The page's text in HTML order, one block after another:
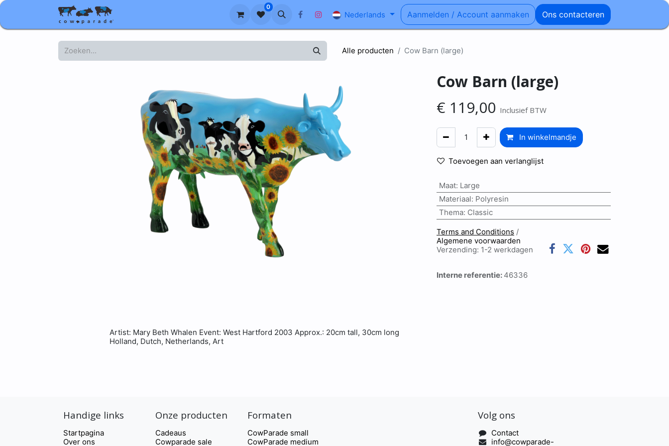
Ons Verhaal Blog FAQ
0
Nederlands Aanmelden / Account aanmaken Ons contacteren
Alle producten Cow Barn (large)
Cow Barn (large)
€ 119,00 Inclusief BTW
In winkelmandje
Toevoegen aan verlanglijst
Maat: Large
Materiaal: Polyresin
Thema: Classic
Terms and Conditions /
Algemene voorwaarden
Verzending: 1-2 werkdagen
Interne referentie: 46336
Artist: Mary Beth Whalen Event: West Hartford 2003 Approx.: 20cm tall, 30cm long
Holland, Dutch, Netherlands, Art
Handige links
Startpagina
Over ons
Volg ons
Contact
info@cowparade-
Onze producten
Cadeaus
Cowparade sale
Formaten
CowParade small
CowParade medium